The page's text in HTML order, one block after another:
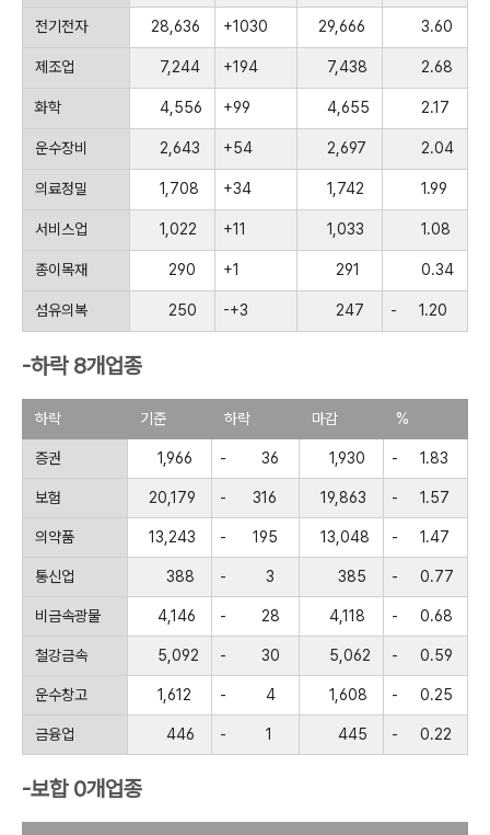
전기전자 28,636 +1030 29,666 3.60
제조업 7,244 +194 7,438 2.68
화학 4,556 +99 4,655 2.17
운수장비 2,643 +54 2,697 2.04
의료정밀 1,708 +34 1,742 1.99
서비스업 1,022 +11 1,033 1.08
종이목재 290 +1 291 0.34
섬유의복 250 -+3 247 - 1.20
-하락 8개업종
하락 기준 하락 마감 %
증권 1,966 - 36 1,930 - 1.83
보험 20,179 - 316 19,863 - 1.57
의약품 13,243 - 195 13,048 - 1.47
통신업 388 - 3 385 - 0.77
비금속광물 4,146 - 28 4,118 - 0.68
철강금속 5,092 - 30 5,062 - 0.59
운수창고 1,612 - 4 1,608 - 0.25
금융업 446 - 1 445 - 0.22
-보합 0개업종